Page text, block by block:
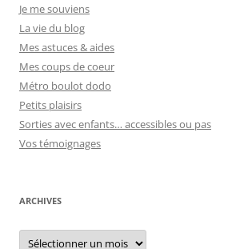
Je me souviens
La vie du blog
Mes astuces & aides
Mes coups de coeur
Métro boulot dodo
Petits plaisirs
Sorties avec enfants… accessibles ou pas
Vos témoignages
ARCHIVES
Archives